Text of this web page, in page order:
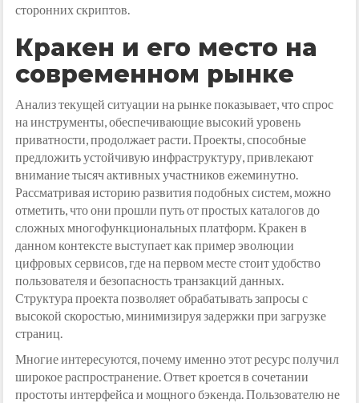
сторонних скриптов.
Кракен и его место на
современном рынке
Анализ текущей ситуации на рынке показывает, что спрос
на инструменты, обеспечивающие высокий уровень
приватности, продолжает расти. Проекты, способные
предложить устойчивую инфраструктуру, привлекают
внимание тысяч активных участников ежеминутно.
Рассматривая историю развития подобных систем, можно
отметить, что они прошли путь от простых каталогов до
сложных многофункциональных платформ. Кракен в
данном контексте выступает как пример эволюции
цифровых сервисов, где на первом месте стоит удобство
пользователя и безопасность транзакций данных.
Структура проекта позволяет обрабатывать запросы с
высокой скоростью, минимизируя задержки при загрузке
страниц.
Многие интересуются, почему именно этот ресурс получил
широкое распространение. Ответ кроется в сочетании
простоты интерфейса и мощного бэкенда. Пользователю не